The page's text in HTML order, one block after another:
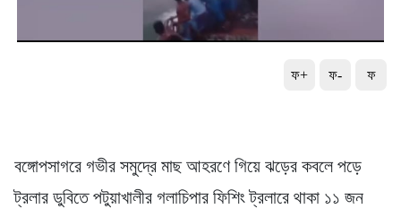
ফ+ ফ- ফ
বঙ্গোপসাগরে গভীর সমুদ্রে মাছ আহরণে গিয়ে ঝড়ের কবলে পড়ে
ট্রলার ডুবিতে পটুয়াখালীর গলাচিপার ফিশিং ট্রলারে থাকা ১১ জন